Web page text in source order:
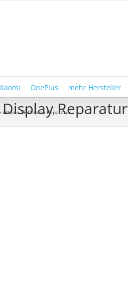
OnePlus mehr Hersteller
Display Reparatur
iPhone SE Display Reparatur